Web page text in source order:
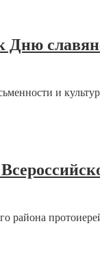
Дню
и
района